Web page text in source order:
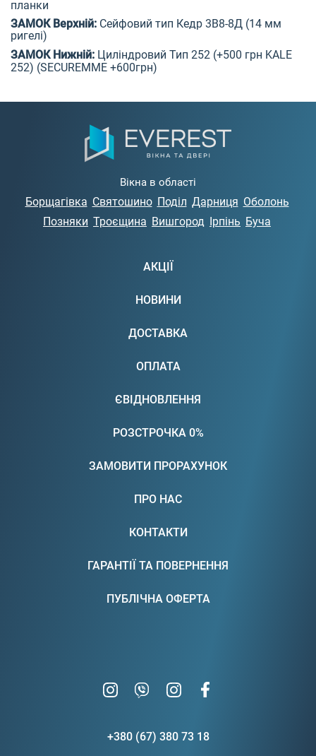
планки
ЗАМОК Верхній: Сейфовий тип Кедр 3В8-8Д (14 мм
ригелі)
ЗАМОК Нижній: Циліндровий Тип 252 (+500 грн KALE
252) (SECUREMME +600грн)
Вікна в області
Борщагівка Святошино Поділ Дарниця Оболонь
Позняки Троєщина Вишгород Ірпінь Буча
АКЦІЇ
НОВИНИ
ДОСТАВКА
ОПЛАТА
ЄВІДНОВЛЕННЯ
РОЗСТРОЧКА 0%
ЗАМОВИТИ ПРОРАХУНОК
ПРО НАС
КОНТАКТИ
ГАРАНТІЇ ТА ПОВЕРНЕННЯ
ПУБЛІЧНА ОФЕРТА
+380 (67) 380 73 18